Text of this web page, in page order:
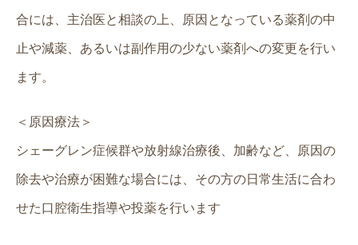
合には、主治医と相談の上、原因となっている薬剤の中
止や減薬、あるいは副作用の少ない薬剤への変更を行い
ます。
＜原因療法＞
シェーグレン症候群や放射線治療後、加齢など、原因の
除去や治療が困難な場合には、その方の日常生活に合わ
せた口腔衛生指導や投薬を行います